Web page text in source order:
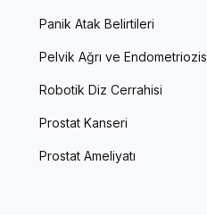
Panik Atak Belirtileri
Pelvik Ağrı ve Endometriozis
Robotik Diz Cerrahisi
Prostat Kanseri
Prostat Ameliyatı